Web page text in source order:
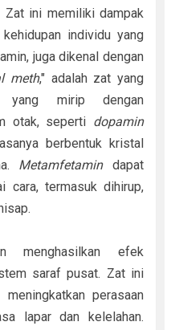
ini memiliki dampak
individu yang
juga dikenal dengan
meth," adalah zat yang
yang mirip dengan
otak, seperti dopamin
berbentuk kristal
Metamfetamindapat
cara, termasuk dihirup,
menghasilkan efek
saraf pusat. Zat ini
perasaan
lapar dan kelelahan.